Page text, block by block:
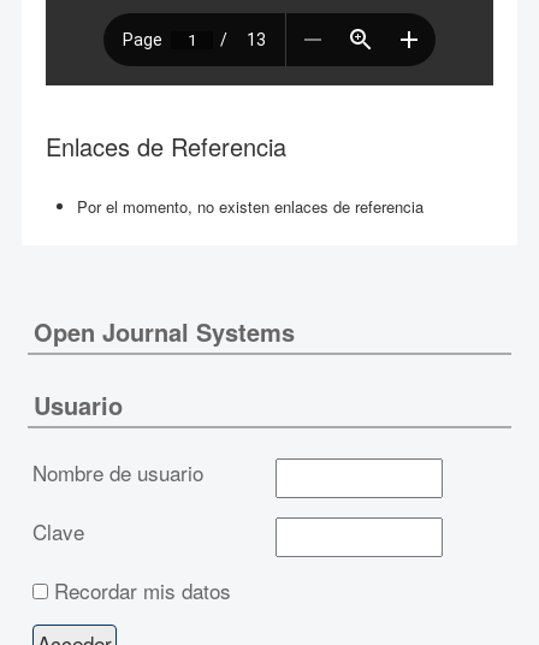
Enlaces de Referencia
Por el momento, no existen enlaces de referencia
Open Journal Systems
Usuario
Nombre de usuario
Clave
Recordar mis datos